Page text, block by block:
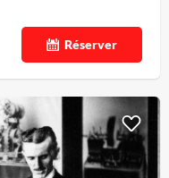
Réserver